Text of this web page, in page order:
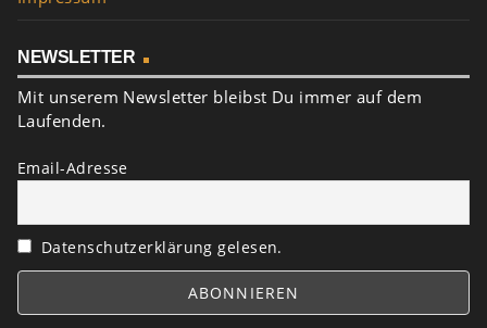
NEWSLETTER
Mit unserem Newsletter bleibst Du immer auf dem
Laufenden.
Email-Adresse
Datenschutzerklärung gelesen.